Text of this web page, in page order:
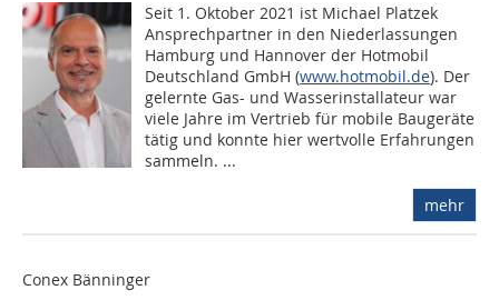
Seit 1. Oktober 2021 ist Michael Platzek
Ansprechpartner in den Niederlassungen
Hamburg und Hannover der Hotmobil
Deutschland GmbH (www.hotmobil.de). Der
gelernte Gas- und Wasserinstallateur war
viele Jahre im Vertrieb für mobile Baugeräte
tätig und konnte hier wertvolle Erfahrungen
sammeln. ...
mehr
Conex Bänninger